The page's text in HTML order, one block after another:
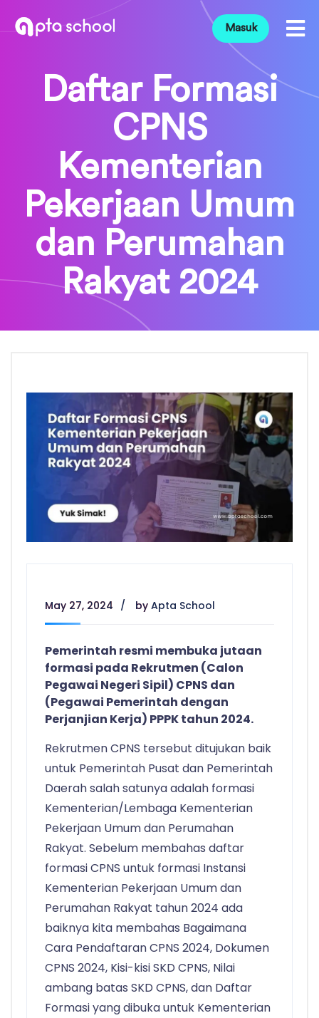
Masuk
Daftar Formasi
CPNS
Kementerian
Pekerjaan Umum
dan Perumahan
Rakyat 2024
May 27, 2024 by Apta School
Pemerintah resmi membuka jutaan
formasi pada Rekrutmen (Calon
Pegawai Negeri Sipil) CPNS dan
(Pegawai Pemerintah dengan
Perjanjian Kerja) PPPK tahun 2024.
Rekrutmen CPNS tersebut ditujukan baik
untuk Pemerintah Pusat dan Pemerintah
Daerah salah satunya adalah formasi
Kementerian/Lembaga Kementerian
Pekerjaan Umum dan Perumahan
Rakyat. Sebelum membahas daftar
formasi CPNS untuk formasi Instansi
Kementerian Pekerjaan Umum dan
Perumahan Rakyat tahun 2024 ada
baiknya kita membahas Bagaimana
Cara Pendaftaran CPNS 2024, Dokumen
CPNS 2024, Kisi-kisi SKD CPNS, Nilai
ambang batas SKD CPNS, dan Daftar
Formasi yang dibuka untuk Kementerian